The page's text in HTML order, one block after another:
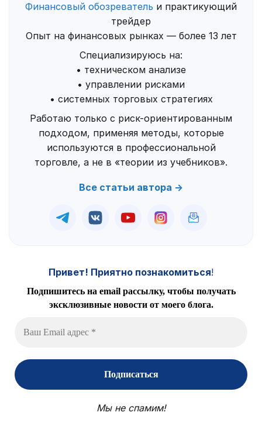
Финансовый обозреватель и практикующий
трейдер
Опыт на финансовых рынках — более 13 лет
Специализируюсь на:
• техническом анализе
• управлении рисками
• системных торговых стратегиях
Работаю только с риск-ориентированным
подходом, применяя методы, которые
используются в профессиональной
торговле, а не в «теории из учебников».
Все статьи автора →
Привет! Приятно познакомиться!
Подпишитесь на email рассылку, чтобы получать
эксклюзивные новости от моего блога.
Мы не спамим!